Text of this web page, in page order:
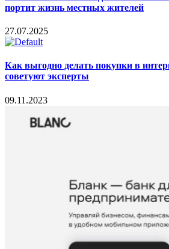
портит жизнь местных жителей
27.07.2025
Как выгодно делать покупки в
советуют эксперты
09.11.2023